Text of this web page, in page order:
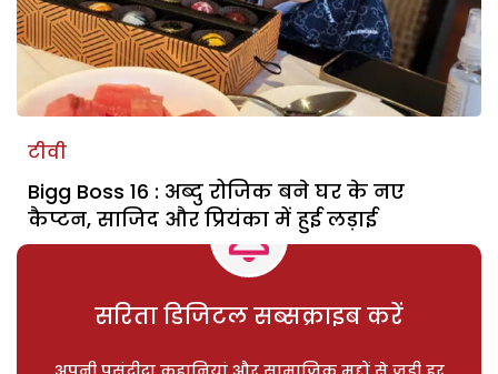
टीवी
Bigg Boss 16 : अब्दु रोजिक बने घर के नए
कैप्टन, साजिद और प्रियंका में हुई लड़ाई
सरिता डिजिटल सब्सक्राइब करें